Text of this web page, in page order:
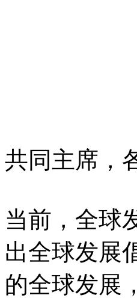
共同主席，
当前，全球
出全球发展
的全球发展